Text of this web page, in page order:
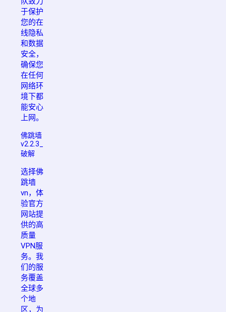
于保护
您的在
线隐私
和数据
安全，
确保您
在任何
网络环
境下都
能安心
上网。
佛跳墙
v2.2.3_
破解
选择佛
跳墙
vn，体
验官方
网站提
供的高
质量
VPN服
务。我
们的服
务覆盖
全球多
个地
区，为